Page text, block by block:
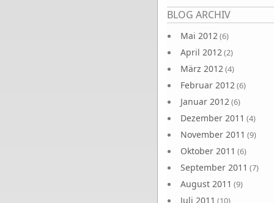
BLOG ARCHIV
Mai 2012(6)
April 2012(2)
März 2012(4)
Februar 2012(6)
Januar 2012(6)
Dezember 2011 (4)
November 2011 (9)
Oktober 2011 (6)
September 2011 (7)
August 2011 (9)
Juli 2011 (10)
Seiten